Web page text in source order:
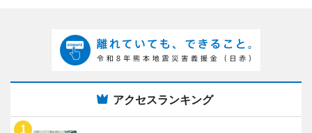
アクセスランキング